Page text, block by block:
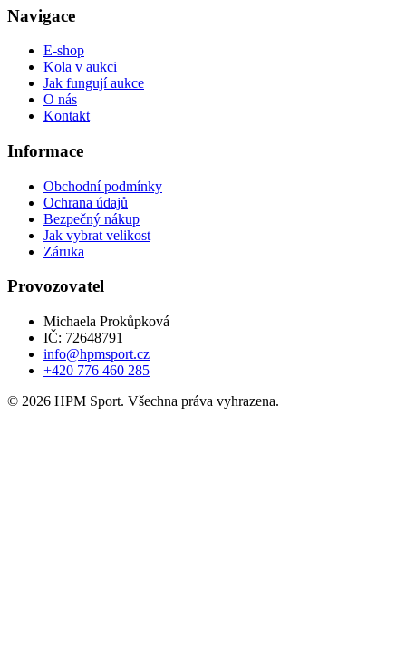
Navigace
E-shop
Kola v aukci
Jak fungují aukce
O nás
Kontakt
Informace
Obchodní podmínky
Ochrana údajů
Bezpečný nákup
Jak vybrat velikost
Záruka
Provozovatel
Michaela Prokůpková
IČ: 72648791
info@hpmsport.cz
+420 776 460 285
© 2026 HPM Sport. Všechna práva vyhrazena.